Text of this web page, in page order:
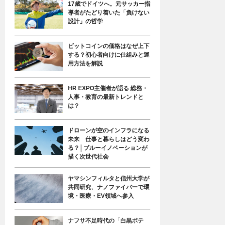
17歳でドイツへ。元サッカー指
導者がたどり着いた「負けない
設計」の哲学
ビットコインの価格はなぜ上下
する？初心者向けに仕組みと運
用方法を解説
HR EXPO主催者が語る 総務・
人事・教育の最新トレンドと
は？
ドローンが空のインフラになる
未来 仕事と暮らしはどう変わ
る？│ブルーイノベーションが
描く次世代社会
ヤマシンフィルタと信州大学が
共同研究、ナノファイバーで環
境・医療・EV領域へ参入
ナフサ不足時代の「白黒ポテ